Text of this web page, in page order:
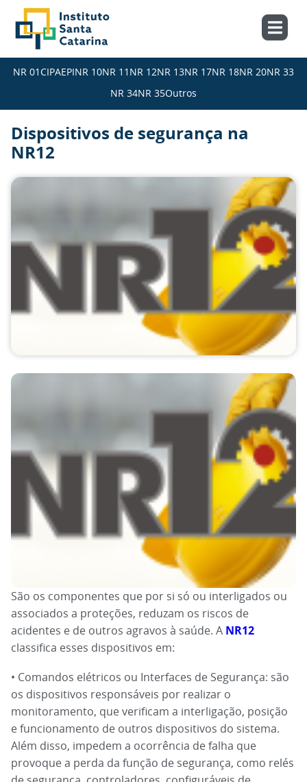
NR 01CIPAEPINR 10NR 11 NR 12NR 13NR 17NR 18NR 20NR 33
NR 34NR 35Outros
Dispositivos de segurança na
NR12
São os componentes que por si só ou interligados ou
associados a proteções, reduzam os riscos de
acidentes e de outros agravos à saúde. A NR12
classifica esses dispositivos em:
• Comandos elétricos ou Interfaces de Segurança: são
os dispositivos responsáveis por realizar o
monitoramento, que verificam a interligação, posição
e funcionamento de outros dispositivos do sistema.
Além disso, impedem a ocorrência de falha que
provoque a perda da função de segurança, como relés